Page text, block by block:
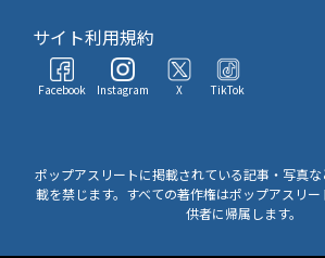
サイト利用規約
Facebook Instagram X TikTok
ポップアスリートに掲載されている記事・写真
載を禁じます。すべての著作権はポップアスリ
供者に帰属します。